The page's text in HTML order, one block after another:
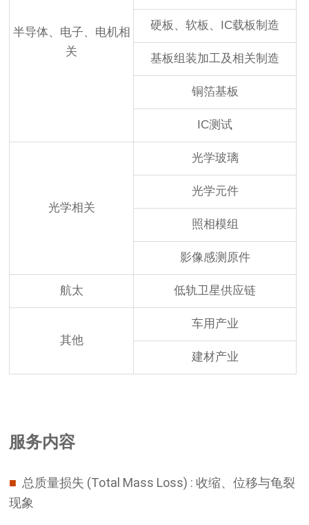
半导体、电子、电机相
关
硬板、软板、IC载板制造
基板组装加工及相关制造
铜箔基板
IC测试
光学相关
光学玻璃
光学元件
照相模组
影像感测原件
航太 低轨卫星供应链
其他
车用产业
建材产业
服务内容
■ 总质量损失 (Total Mass Loss) : 收缩、位移与龟裂
现象